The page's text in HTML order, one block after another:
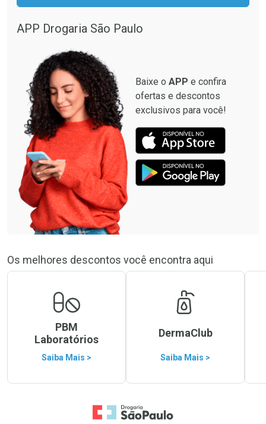
APP Drogaria São Paulo
Baixe o APP e confira
ofertas e descontos
exclusivos para você!
Os melhores descontos você encontra aqui
PBM
Laboratórios
Saiba Mais >
DermaClub
Saiba Mais >
Ir para a Home